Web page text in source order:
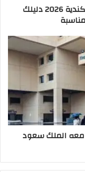
مصاريف وتنسيق جامعة الأهرام الكندية 2026 دليلك
الملك سعود